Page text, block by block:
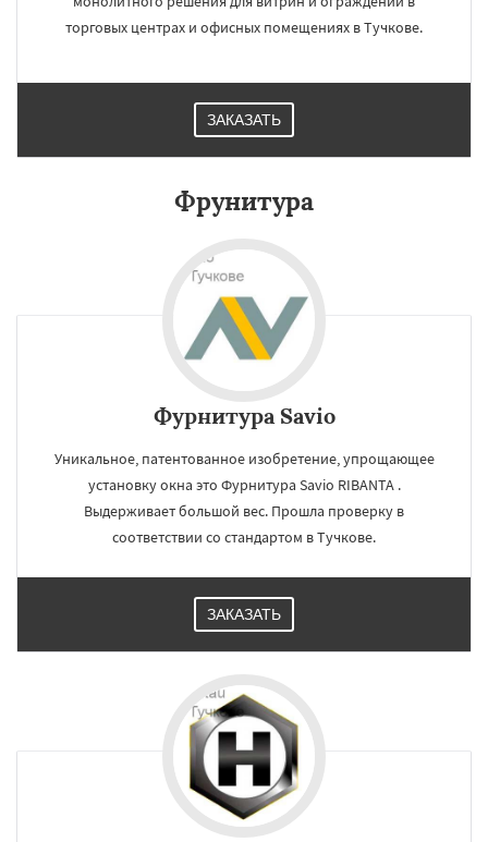
торговых центрах и офисных помещениях в Тучкове.
ЗАКАЗАТЬ
Фрунитура
Фурнитура Savio
Уникальное, патентованное изобретение, упрощающее
установку окна это Фурнитура Savio RIBANTA .
Выдерживает большой вес. Прошла проверку в
соответствии со стандартом в Тучкове.
ЗАКАЗАТЬ